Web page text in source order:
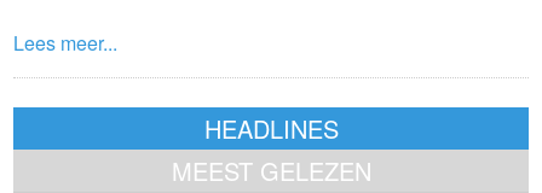
Lees meer...
HEADLINES
MEEST GELEZEN